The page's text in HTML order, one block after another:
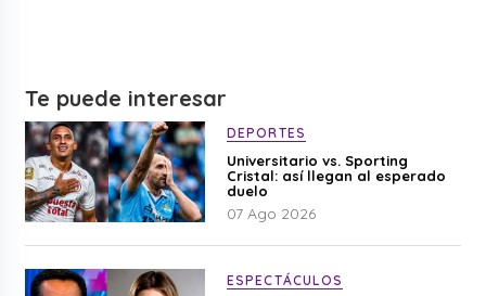
Te puede interesar
DEPORTES
Universitario vs. Sporting
Cristal: así llegan al esperado
duelo
07 Ago 2026
ESPECTÁCULOS